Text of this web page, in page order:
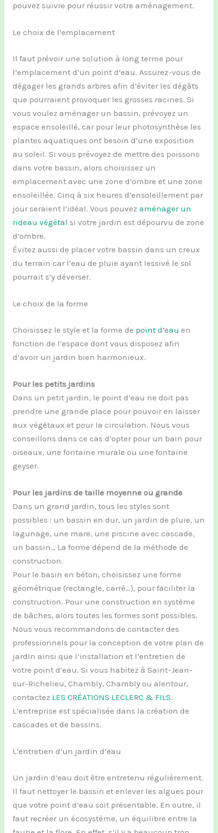
pouvez suivre pour réussir votre aménagement.
Le choix de l’emplacement
Il faut prévoir une solution à long terme pour
l’emplacement d’un point d’eau. Assurez-vous de
dégager les grands arbres afin d’éviter les dégâts
que pourraient provoquer les grosses racines. Si
vous voulez aménager un bassin, prévoyez un
espace ensoleillé, car pour leur photosynthèse les
plantes aquatiques ont besoin d’une exposition
au soleil. Si vous prévoyez de mettre des poissons
dans votre bassin, alors choisissez un
emplacement avec une zone d’ombre et une zone
ensoleillée. Cinq à six heures d’ensoleillement par
jour seraient l’idéal. Vous pouvezaménager un
rideau végétal si votre jardin est dépourvu de zone
d’ombre.
Évitez aussi de placer votre bassin dans un creux
du terrain car l’eau de pluie ayant lessivé le sol
pourrait s’y déverser.
Le choix de la forme
Choisissez le style et la forme de point d’eau en
fonction de l’espace dont vous disposez afin
d’avoir un jardin bien harmonieux.
Pour les petits jardins
Dans un petit jardin, le point d’eau ne doit pas
prendre une grande place pour pouvoir en laisser
aux végétaux et pour la circulation. Nous vous
conseillons dans ce cas d’opter pour un bain pour
oiseaux, une fontaine murale ou une fontaine
geyser.
Pour les jardins de taille moyenne ou grande
Dans un grand jardin, tous les styles sont
possibles : un bassin en dur, un jardin de pluie, un
lagunage, une mare, une piscine avec cascade,
un bassin… La forme dépend de la méthode de
construction.
Pour le basin en béton, choisissez une forme
géométrique (rectangle, carré…), pour faciliter la
construction. Pour une construction en système
de bâches, alors toutes les formes sont possibles.
Nous vous recommandons de contacter des
professionnels pour la conception de votre plan de
jardin ainsi que l’installation et l’entretien de
votre point d’eau. Si vous habitez à Saint-Jean-
sur-Richelieu, Chambly, Chambly ou alentour,
contactez LES CRÉATIONS LECLERC & FILS.
L’entreprise est spécialisée dans la création de
cascades et de bassins.
L’entretien d’un jardin d’eau
Un jardin d’eau doit être entretenu régulièrement.
Il faut nettoyer le bassin et enlever les algues pour
que votre point d’eau soit présentable. En outre, il
faut recréer un écosystème, un équilibre entre la